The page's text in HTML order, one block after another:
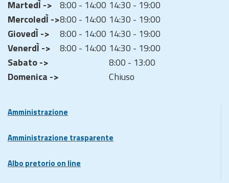
MartedÌ -> 8:00 - 14:00 14:30 - 19:00
MercoledÌ ->8:00 - 14:00 14:30 - 19:00
GiovedÌ ->
8:00 - 14:00 14:30 - 19:00
VenerdÌ ->
8:00 - 14:00 14:30 - 19:00
Sabato ->
8:00 - 13:00
Domenica ->
Chiuso
Amministrazione
Amministrazione trasparente
Albo pretorio on line